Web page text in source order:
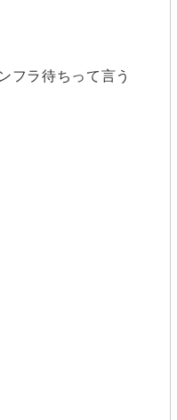
フラ待ちって言う